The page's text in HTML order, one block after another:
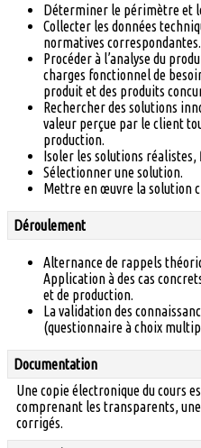
Déterminer le périmètre et
Collecter les données
normatives correspondantes.
Procéder à l’analyse du
charges fonctionnel de
produit et des produits
Rechercher des solutions
valeur perçue par le client
production.
Isoler les solutions
Sélectionner une solution.
Mettre en œuvre la solution
Déroulement
Alternance de rappels
Application à des cas
et de production.
La validation des
(questionnaire à choix
Documentation
Une copie électronique du cours
comprenant les transparents,
corrigés.